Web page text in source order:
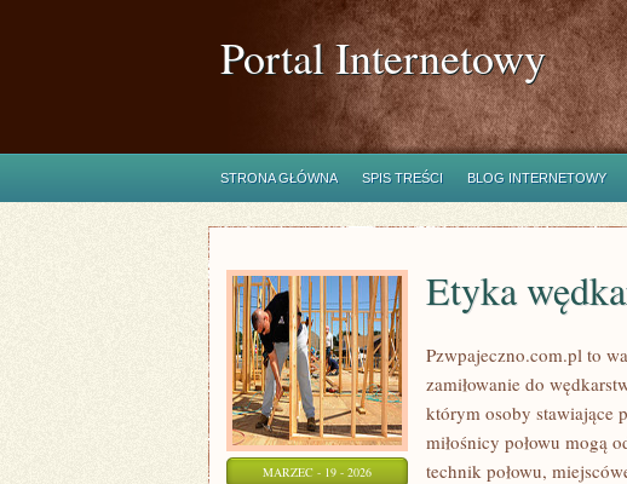
Portal Internetowy
STRONA GŁÓWNA SPIS TREŚCI BLOG INTERNETOWY
MARZEC - 19 - 2026
Etyka
Pzwpajeczno.com.pl to
zamiłowanie do
którym osoby stawiające
miłośnicy połowu mogą
technik połowu,